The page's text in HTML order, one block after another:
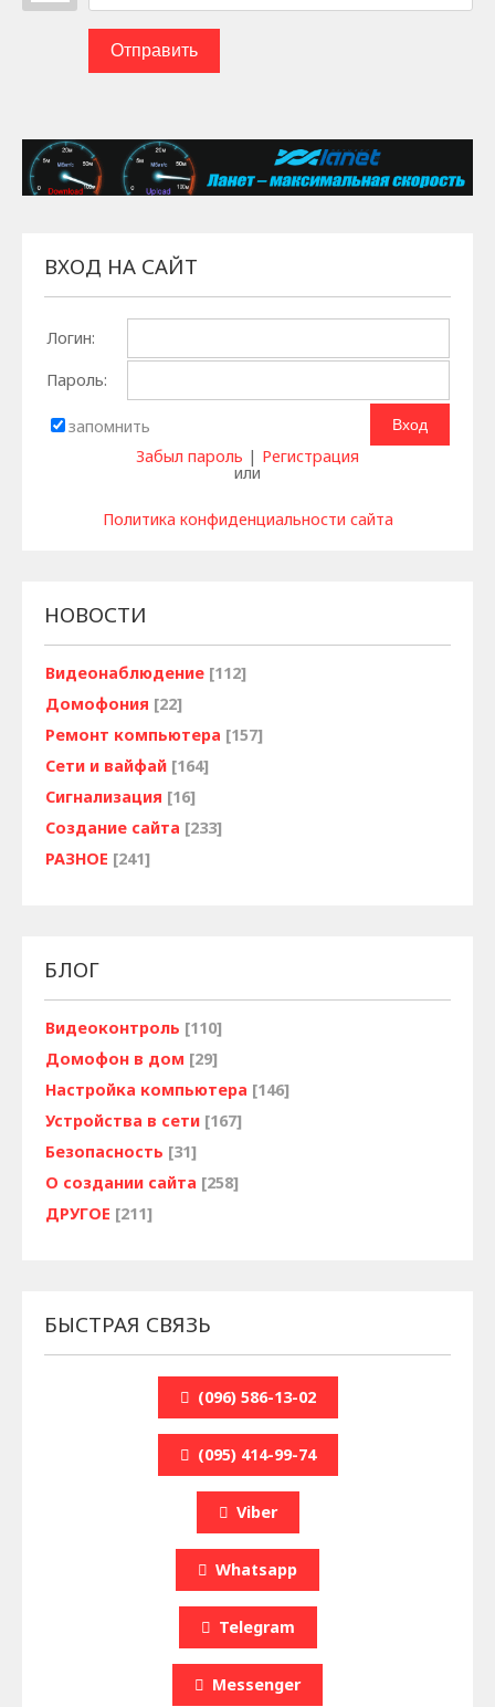
Отправить
ВХОД НА САЙТ
Логин:
Пароль:
запомнить
Забыл пароль | Регистрация
или
Политика конфиденциальности сайта
НОВОСТИ
Видеонаблюдение [112]
Домофония [22]
Ремонт компьютера [157]
Сети и вайфай [164]
Сигнализация [16]
Создание сайта [233]
РАЗНОЕ [241]
БЛОГ
Видеоконтроль [110]
Домофон в дом [29]
Настройка компьютера [146]
Устройства в сети [167]
Безопасность [31]
О создании сайта [258]
ДРУГОЕ [211]
БЫСТРАЯ СВЯЗЬ
(096) 586-13-02
(095) 414-99-74
Viber
Whatsapp
Telegram
Messenger